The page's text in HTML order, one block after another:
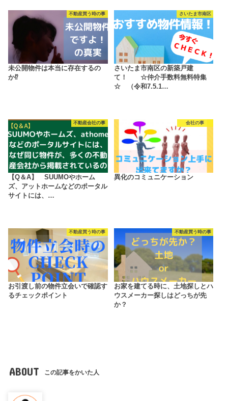
不動産買う時の事
未公開物件は本当に存在するの
か⁉
さいたま市南区
さいたま市南区の新築戸建
て！ ☆仲介手数料無料特集
☆ （令和7.5.1…
不動産会社の事
【Q＆A】 SUUMOやホーム
ズ、アットホームなどのポータル
サイトには、…
会社の事
異化のコミュニケーション
不動産買う時の事
お引渡し前の物件立会いで確認す
るチェックポイント
不動産買う時の事
お家を建てる時に、土地探しとハ
ウスメーカー探しはどっちが先
か？
ABOUT この記事をかいた人